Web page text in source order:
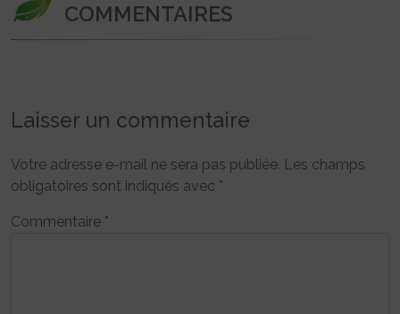
COMMENTAIRES
Laisser un commentaire
Votre adresse e-mail ne sera pas publiée. Les champs
obligatoires sont indiqués avec *
Commentaire *